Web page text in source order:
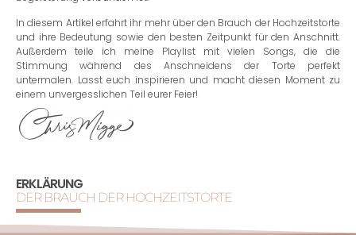
In diesem Artikel erfahrt ihr mehr über den Brauch der Hochzeitstorte
und ihre Bedeutung sowie den besten Zeitpunkt für den Anschnitt.
Außerdem teile ich meine Playlist mit vielen Songs, die die
Stimmung während des Anschneidens der Torte perfekt
untermalen. Lasst euch inspirieren und macht diesen Moment zu
einem unvergesslichen Teil eurer Feier!
ERKLÄRUNG
DER BRAUCH DER HOCHZEITSTORTE